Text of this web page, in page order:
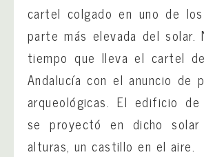
cartel colgado en uno de
parte más elevada del solar.
tiempo que lleva el cartel
Andalucía con el anuncio de
arqueológicas. El edificio
se proyectó en dicho
alturas, un castillo en el aire.